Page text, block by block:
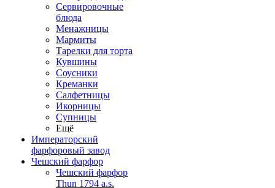
Сервировочные
блюда
Менажницы
Мармиты
Тарелки для торта
Кувшины
Соусники
Креманки
Салфетницы
Икорницы
Супницы
Ещё
Императорский
фарфоровый завод
Чешский фарфор
Чешский фарфор
Thun 1794 a.s.